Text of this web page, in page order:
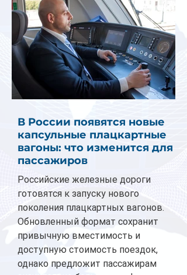
В России появятся новые
капсульные плацкартные
вагоны: что изменится для
пассажиров
Российские железные дороги
готовятся к запуску нового
поколения плацкартных вагонов.
Обновленный формат сохранит
привычную вместимость и
доступную стоимость поездок,
однако предложит пассажирам